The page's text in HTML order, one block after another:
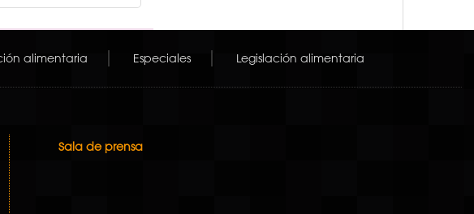
alimentaria Especiales Legislación alimentaria
Sala de prensa